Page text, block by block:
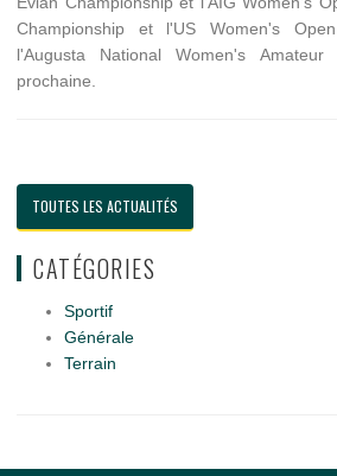
Championship et l'US Women's
l'Augusta National Women's Amateur
prochaine.
TOUTES LES ACTUALITÉS
CATÉGORIES
Sportif
Générale
Terrain